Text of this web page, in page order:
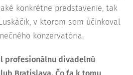
konkrétne predstavenie, tak
v ktorom som účinkoval
konzervatória.
profesionálnu divadelnú